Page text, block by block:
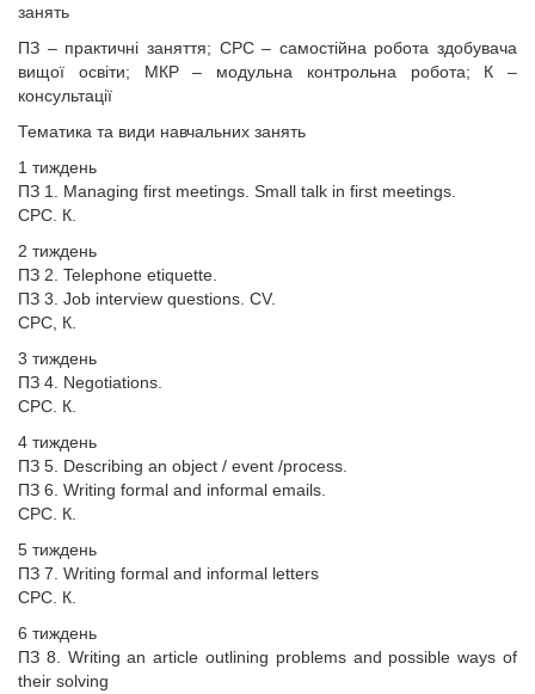
занять
ПЗ – практичні заняття; СРС – самостійна робота здобувача
вищої освіти; МКР – модульна контрольна робота; К –
консультації
Тематика та види навчальних занять
1 тиждень
ПЗ 1. Managing first meetings. Small talk in first meetings.
СРС. К.
2 тиждень
ПЗ 2. Telephone etiquette.
ПЗ 3. Job interview questions. CV.
СРС, К.
3 тиждень
ПЗ 4. Negotiations.
СРС. К.
4 тиждень
ПЗ 5. Describing an object / event /process.
ПЗ 6. Writing formal and informal emails.
СРС. К.
5 тиждень
ПЗ 7. Writing formal and informal letters
СРС. К.
6 тиждень
ПЗ 8. Writing an article outlining problems and possible ways of
their solving